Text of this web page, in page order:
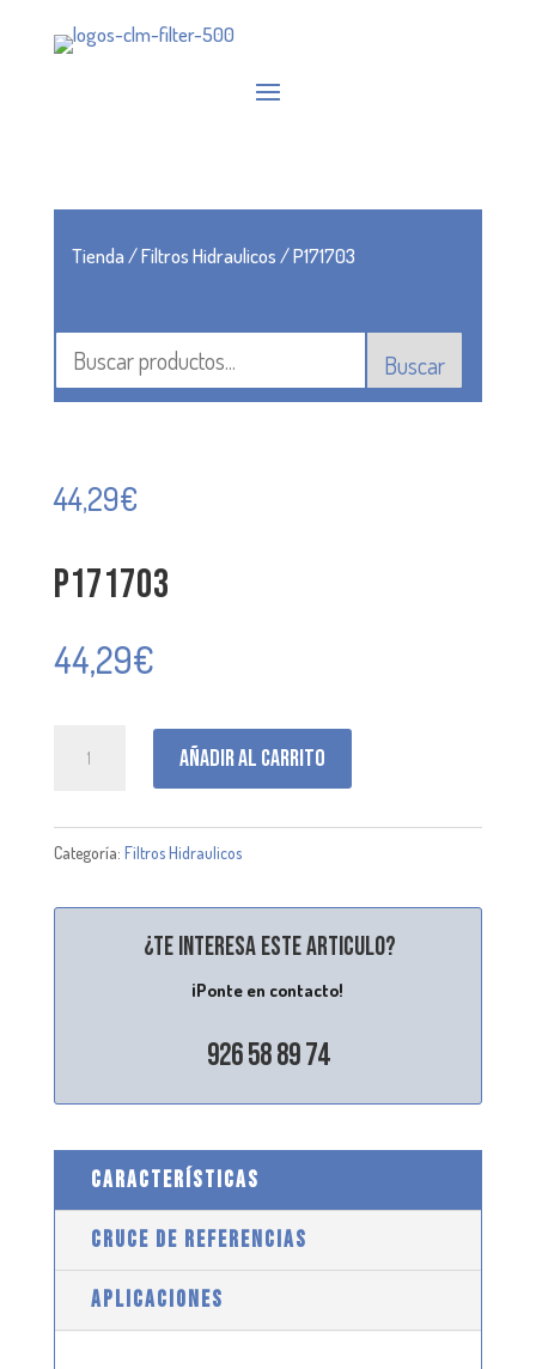
Tienda/Filtros Hidraulicos/ P171703
Buscar
44,29€
P171703
44,29€
Añadir al carrito
Categoría: Filtros Hidraulicos
¿Te interesa este articulo?
¡Ponte en contacto!
926 58 89 74
CARACTERÍSTICAS
CRUCE DE REFERENCIAS
APLICACIONES